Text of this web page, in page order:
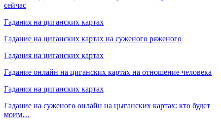
сейчас
Гадания на циганских картах
Гадание на циганских картах на суженого ряженого
Гадания на циганских картах
Гадание онлайн на циганских картах на отношение человека
Гадания на циганских картах
Гадание на суженого онлайн на цыганских картах: кто будет
моим…